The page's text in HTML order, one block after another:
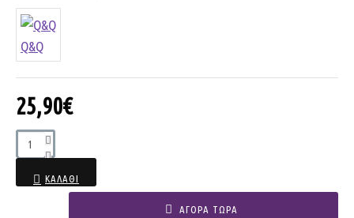
25,90€
Q&Q
ΚΑΛΆΘΙ
ΑΓΟΡΆ ΤΏΡΑ